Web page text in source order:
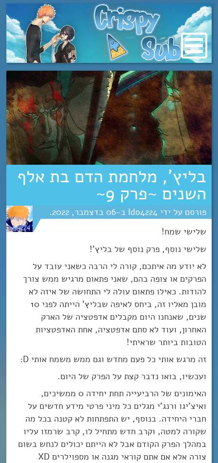
מעבר
לתוכן
בליץ’, מלחמת הדם בת אלף
השנים ~פרק 9~
Ido4224
06 דצמבר 2022
שלישי שמח!
שלישי נוסף, פרק נוסף של בליץ’!
לא יודע מה איתכם, קורה לי הרבה כשאני עובד על
הפרקים או צופה בהם, שאני פתאום מרגיש ממש צורך
להודות. כאילו פתאום עולה לי התחושה של איזה לא
מובן מאליו זה, ביחס לאיפה שבליץ’ הייתה לפני 10
שנים, שאנחנו היום מקבלים אדפטציה של הארק
האחרון, ועוד לא סתם אדפטציה, אחת האדפטציות
הטובות ביותר שראיתי!
זה מרגש אותי כל פעם מחדש וגם ממש משמח אותי D:
ועכשיו, בואו נדבר קצת על הפרק של היום.
האימונים של הרביעייה תחת יחידה 0 ממשיכים,
ואיצ’יגו ורנג’י מגלים כל מיני פרטי מידע חדשים על
חברי היחידה. בנוסף, יש התפתחות לא קטנה בכל מה
שקורה למטה, וקרב חדש מתחיל לו, קרב שרמזו עליו
במהלך הפרק הקודם אבל לא הייתם יכולים לנחש בשום
צורה אלא אם אתם קוראי מגנה או מספוילרים XD